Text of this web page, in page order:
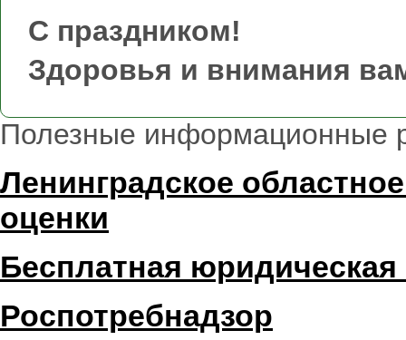
С праздником!
Здоровья и внимания
Полезные информационные
Ленинградское
оценки
Бесплатная
Роспотребнадзор